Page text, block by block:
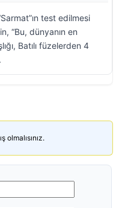
test edilmesi
“Bu, dünyanın en
Batılı füzelerden 4
olmalısınız.